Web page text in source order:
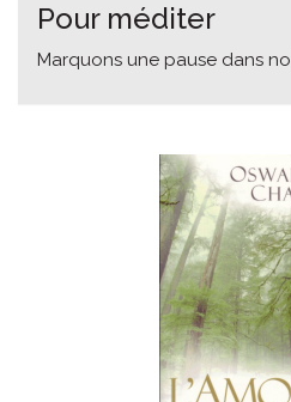
Pour méditer
Marquons une pause dans